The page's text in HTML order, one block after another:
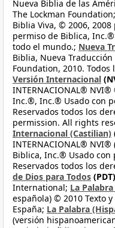
Nueva Biblia de las
The Lockman Foundation;
Biblia Viva, © 2006,
permiso de Biblica,
todo el mundo.; Nueva
Biblia, Nueva
Foundation, 2010.
Versión Internacional
INTERNACIONAL®
Inc.®, Inc.® Usado con
Reservados todos los
permission. All rights
Internacional (Castilian)
INTERNACIONAL®
Biblica, Inc.® Usado
Reservados todos los
de Dios para Todos (PDT)
International; La
española) © 2010 Texto
España; La Palabra
(versión